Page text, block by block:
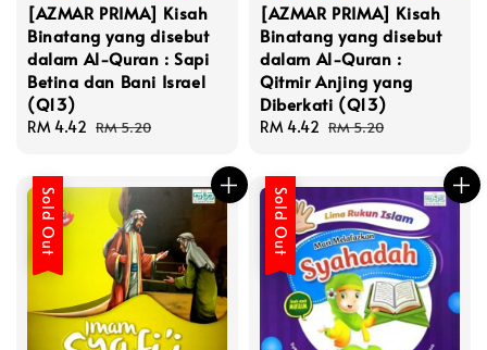
[AZMAR PRIMA] Kisah
Binatang yang disebut
dalam Al-Quran : Sapi
Betina dan Bani Israel
(Q13)
Sale
RM 4.42 Regular
RM 5.20
[AZMAR PRIMA] Kisah
Binatang yang disebut
dalam Al-Quran :
Qitmir Anjing yang
Diberkati (Q13)
Sale
RM 4.42 Regular
RM 5.20
Sold Out Sold Out